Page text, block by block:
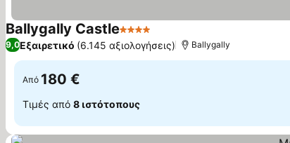
Ballygally Castle4 Αστέρια
9,0Εξαιρετικό (6.145 αξιολογήσεις) Ballygally
Από 180 €
Τιμές από 8 ιστότοπους